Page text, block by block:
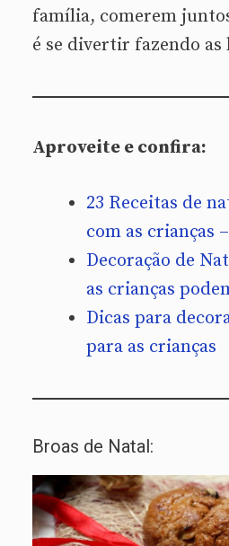
família, comerem
é se divertir fazendo as
Aproveite e confira:
23 Receitas de
com as crianças
Decoração de
as crianças
Dicas para
para as crianças
Broas de Natal: